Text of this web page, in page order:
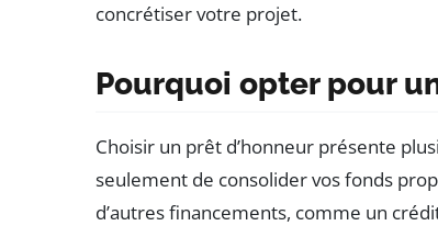
concrétiser votre projet.
Pourquoi opter pour
Choisir un prêt d’honneur présente
seulement de consolider vos fonds
d’autres financements, comme un